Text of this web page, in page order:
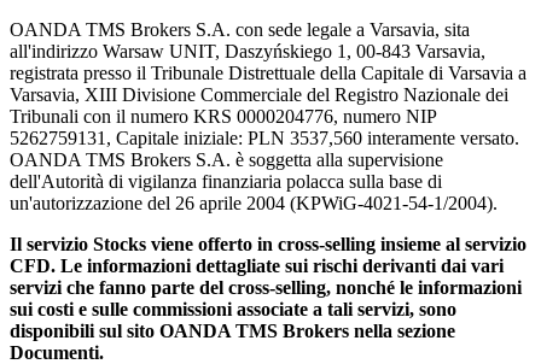
OANDA TMS Brokers S.A. con sede legale a Varsavia, sita
all'indirizzo Warsaw UNIT, Daszyńskiego 1, 00-843 Varsavia,
registrata presso il Tribunale Distrettuale della Capitale di Varsavia a
Varsavia, XIII Divisione Commerciale del Registro Nazionale dei
Tribunali con il numero KRS 0000204776, numero NIP
5262759131, Capitale iniziale: PLN 3537,560 interamente versato.
OANDA TMS Brokers S.A. è soggetta alla supervisione
dell'Autorità di vigilanza finanziaria polacca sulla base di
un'autorizzazione del 26 aprile 2004 (KPWiG-4021-54-1/2004).
Il servizio Stocks viene offerto in cross-selling insieme al servizio
CFD. Le informazioni dettagliate sui rischi derivanti dai vari
servizi che fanno parte del cross-selling, nonché le informazioni
sui costi e sulle commissioni associate a tali servizi, sono
disponibili sul sito OANDA TMS Brokers nella sezione
Documenti.